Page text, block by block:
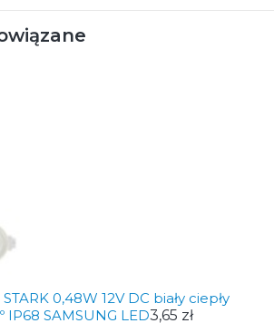
0,48W 12V DC biały ciepły
IP68 SAMSUNG LED3,65 zł